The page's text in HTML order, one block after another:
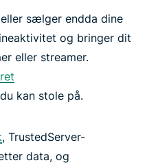
sælger endda dine
og bringer dit
eller streamer.
kan stole på.
, TrustedServer-
data, og